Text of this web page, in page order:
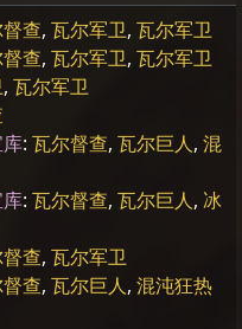
查, 瓦尔军卫, 瓦尔军卫
查, 瓦尔军卫, 瓦尔军卫
, 瓦尔军卫
: 瓦尔督查, 瓦尔巨人, 混
: 瓦尔督查, 瓦尔巨人, 冰
查, 瓦尔军卫
查, 瓦尔巨人, 混沌狂热